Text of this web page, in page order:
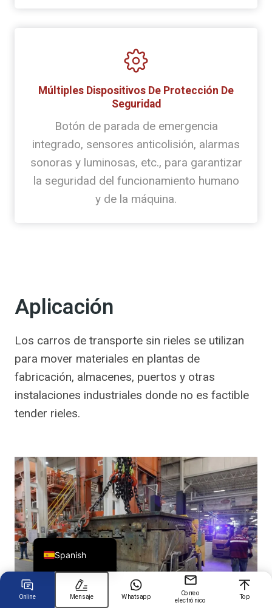
Múltiples Dispositivos De Protección De
Seguridad
Botón de parada de emergencia
integrado, sensores anticolisión, alarmas
sonoras y luminosas, etc., para garantizar
la seguridad del funcionamiento humano
y de la máquina.
Aplicación
Los carros de transporte sin rieles se utilizan
para mover materiales en plantas de
fabricación, almacenes, puertos y otras
instalaciones industriales donde no es factible
tender rieles.
Online Mensaje Whatsapp
Correo
electrónico
Top
Spanish
English
Japanese
French
Portuguese
German
Russian
Arabic
Chinese